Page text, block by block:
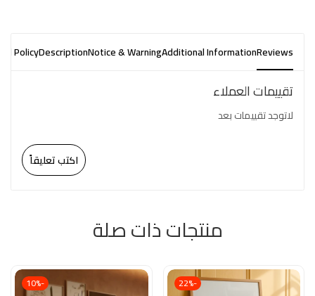
Reviews
Additional Information
Notice & Warning
Description
Policy
تقييمات العملاء
لاتوجد تقييمات بعد
اكتب تعليقاً
منتجات ذات صلة
-22%
-10%